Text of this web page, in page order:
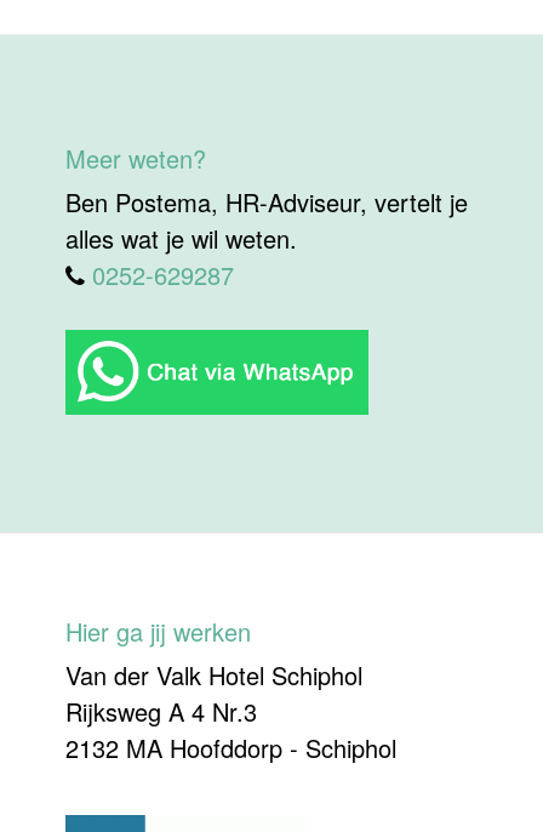
Meer weten?
Ben Postema, HR-Adviseur, vertelt je
alles wat je wil weten.
0252-629287
Hier ga jij werken
Van der Valk Hotel Schiphol
Rijksweg A 4 Nr.3
2132 MA Hoofddorp - Schiphol